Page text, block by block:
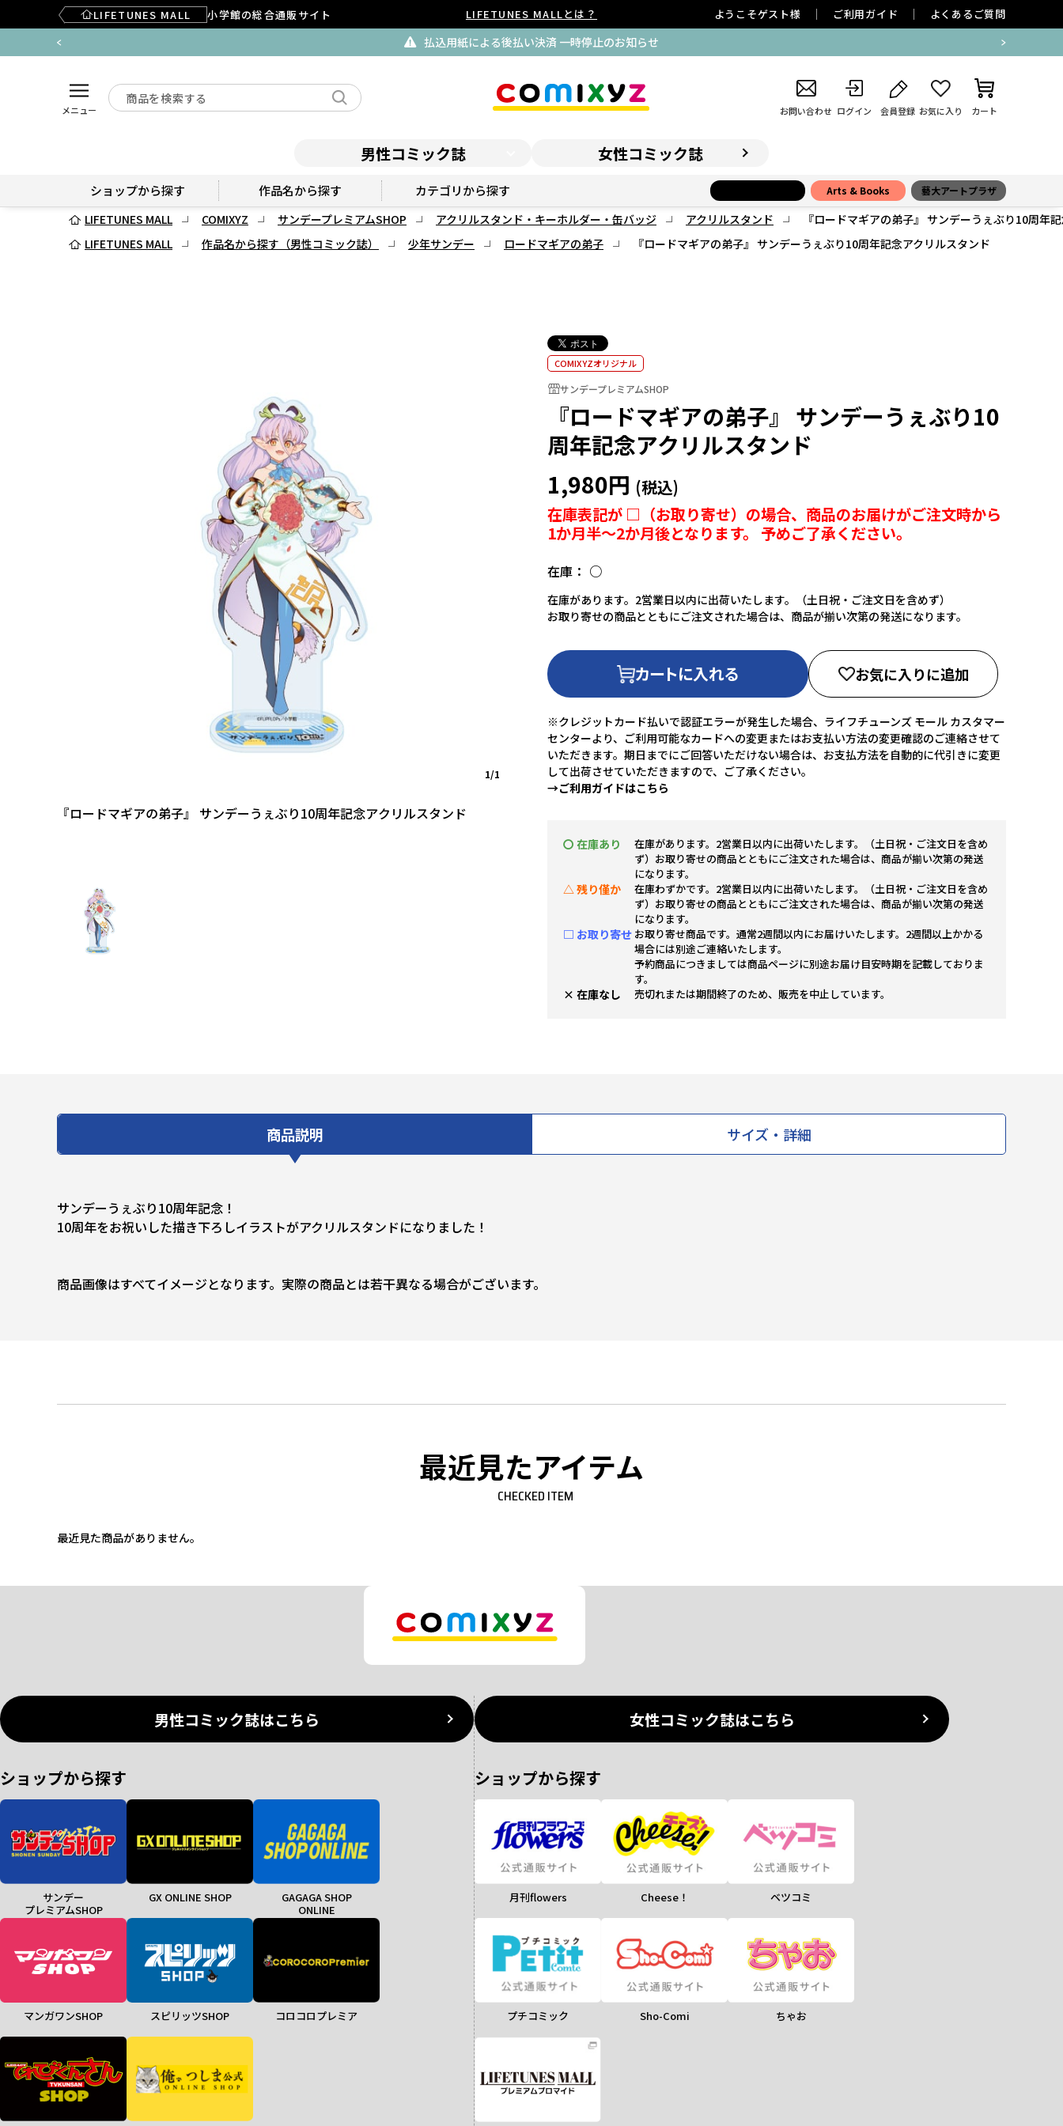
LIFETUNES MALL 小学館の総合通販サイト LIFETUNES MALLとは？ ようこそゲスト様 ご利用ガイド よくあるご質問
払込用紙による後払い決済 一時停止のお知らせ
メニュー お問い合わせ ログイン 会員登録 お気に入り カート
男性コミック誌 女性コミック誌
ショップから探す 作品名から探す カテゴリから探す Arts & Books 藝大アートプラザ
LIFETUNES MALL COMIXYZ サンデープレミアムSHOP アクリルスタンド・キーホルダー・缶バッジ アクリルスタンド
『ロードマギアの弟子』 サンデーうぇぶり10周年
LIFETUNES MALL
作品名から探す（男性コミック誌） 少年サンデー ロードマギアの弟子 『ロードマギアの弟子』 サンデーうぇぶり10周年記念アクリルスタンド
サンデープレミアムSHOP
『ロードマギアの弟子』 サンデーうぇぶり10周年記念アクリルスタンド
1/1
COMIXYZオリジナル
サンデープレミアムSHOP
『ロードマギアの弟子』 サンデーうぇぶり10
周年記念アクリルスタンド
1,980円
在庫表記が □（お取り寄せ）の場合、商品のお届けがご注文時から
1か月半～2か月後となります。 予めご了承ください。
在庫： ○
在庫があります。2営業日以内に出荷いたします。（土日祝・ご注文日を含めず）
お取り寄せの商品とともにご注文された場合は、商品が揃い次第の発送になります。
カートに入れる お気に入りに追加
※クレジットカード払いで認証エラーが発生した場合、ライフチューンズ モール カスタマー
センターより、ご利用可能なカードへの変更またはお支払い方法の変更確認のご連絡させて
いただきます。期日までにご回答いただけない場合は、お支払方法を自動的に代引きに変更
して出荷させていただきますので、ご了承ください。
→ご利用ガイドはこちら
〇 在庫あり
在庫があります。2営業日以内に出荷いたします。（土日祝・ご注文日を含め
ず）お取り寄せの商品とともにご注文された場合は、商品が揃い次第の発送
になります。
△ 残り僅か
在庫わずかです。2営業日以内に出荷いたします。（土日祝・ご注文日を含め
ず）お取り寄せの商品とともにご注文された場合は、商品が揃い次第の発送
になります。
□ お取り寄せ お取り寄せ商品です。通常2週間以内にお届けいたします。2週間以上かかる
場合には別途ご連絡いたします。
予約商品につきましては商品ページに別途お届け目安時期を記載しておりま
す。
× 在庫なし 売切れまたは期間終了のため、販売を中止しています。
商品説明 サイズ・詳細
サンデーうぇぶり10周年記念！
10周年をお祝いした描き下ろしイラストがアクリルスタンドになりました！
商品画像はすべてイメージとなります。実際の商品とは若干異なる場合がございます。
最近見たアイテム
CHECKED ITEM
最近見た商品がありません。
男性コミック誌はこちら
ショップから探す
サンデー
プレミアムSHOP
GX ONLINE SHOP
GAGAGA SHOP
ONLINE
マンガワンSHOP スピリッツSHOP コロコロプレミア
女性コミック誌はこちら
ショップから探す
月刊flowers Cheese！ ベツコミ
プチコミック Sho-Comi ちゃお